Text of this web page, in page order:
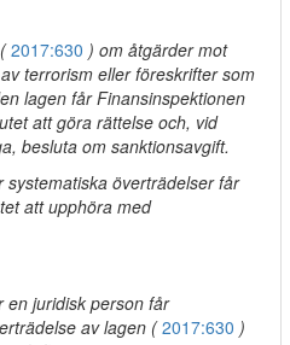
2017:630 ) om åtgärder mot
terrorism eller föreskrifter som
lagen får Finansinspektionen
att göra rättelse och, vid
besluta om sanktionsavgift.
systematiska överträdelser får
att upphöra med
en juridisk person får
av lagen ( 2017:630 )